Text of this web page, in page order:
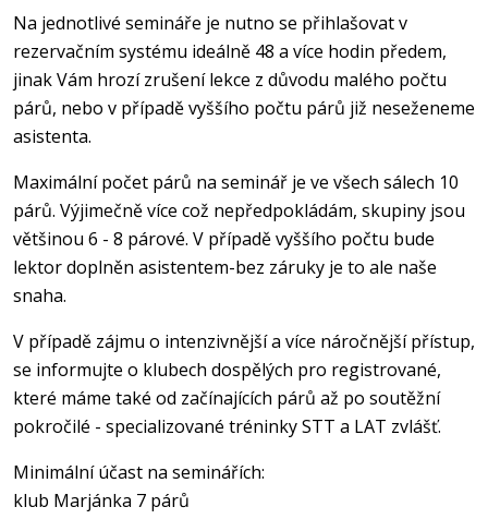
Na jednotlivé semináře je nutno se přihlašovat v
rezervačním systému ideálně 48 a více hodin předem,
jinak Vám hrozí zrušení lekce z důvodu malého počtu
párů, nebo v případě vyššího počtu párů již neseženeme
asistenta.
Maximální počet párů na seminář je ve všech sálech 10
párů. Výjimečně více což nepředpokládám, skupiny jsou
většinou 6 - 8 párové. V případě vyššího počtu bude
lektor doplněn asistentem-bez záruky je to ale naše
snaha.
V případě zájmu o intenzivnější a více náročnější přístup,
se informujte o klubech dospělých pro registrované,
které máme také od začínajících párů až po soutěžní
pokročilé - specializované tréninky STT a LAT zvlášť.
Minimální účast na seminářích:
klub Marjánka 7 párů